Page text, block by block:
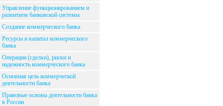
Управление функционированием и
развитием банковской системы
Создание коммерческого банка
Ресурсы и капитал коммерческого
банка
Операции (сделки), риски и
надежность коммерческого банка
Основная цель коммерческой
деятельности банка
Правовые основы деятельности банка
в России